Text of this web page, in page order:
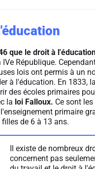
que le droit à
République.
lois ont permis à un
à l'éducation. En 1833, la
des écoles primaires
la loi Falloux. Ce sont
primaire
de 6 à 13 ans.
Il existe de nombreux
concernent pas